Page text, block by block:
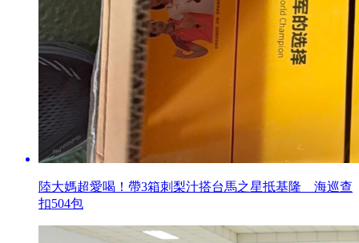
陸大媽超愛喝！帶3箱刺梨汁搭台馬之星抵基隆 海巡查
扣504包